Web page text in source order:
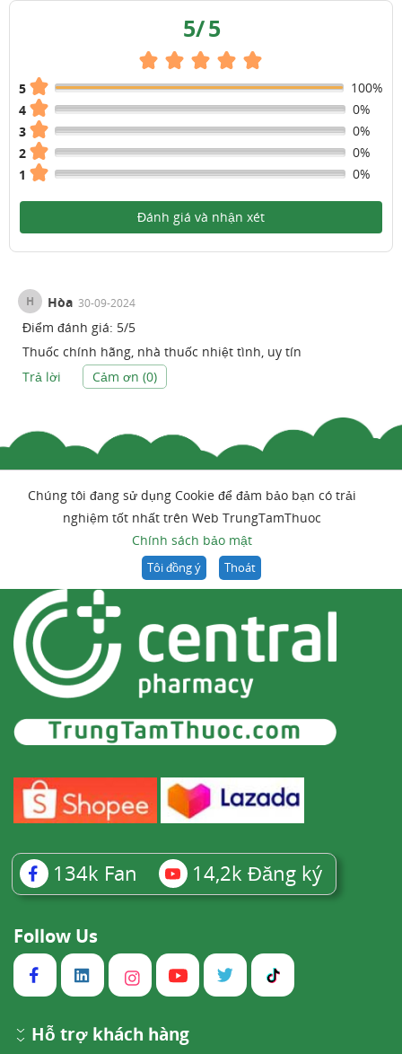
5/5
5
100%
4
0%
3
0%
2
0%
1
0%
Đánh giá và nhận xét
H Hòa 30-09-2024
Điểm đánh giá: 5/5
Thuốc chính hãng, nhà thuốc nhiệt tình, uy tín
Trả lời
Cảm ơn (0)
Chúng tôi đang sử dụng Cookie để đảm bảo bạn có trải
nghiệm tốt nhất trên Web TrungTamThuoc
Chính sách bảo mật
Tôi đồng ý Thoát
134k Fan 14,2k Đăng ký
Follow Us
Hỗ trợ khách hàng